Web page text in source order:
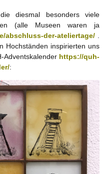
diesmal besonders viele
(alle Museen waren ja
abschluss-der-ateliertage/
Hochständen inspirierten uns
Adventskalender https://quh-
: